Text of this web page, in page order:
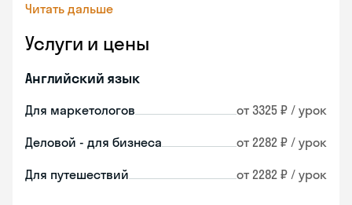
Читать дальше
Услуги и цены
Английский язык
Для маркетологов от 3325 ₽ / урок
Деловой - для бизнеса от 2282 ₽ / урок
Для путешествий от 2282 ₽ / урок